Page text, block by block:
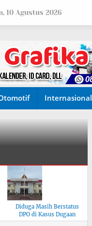
10 Agustus 2026
Internasional
Diduga Masih Berstatus
DPO di Kasus Dugaan
Pemalsuan Paspor, Polres